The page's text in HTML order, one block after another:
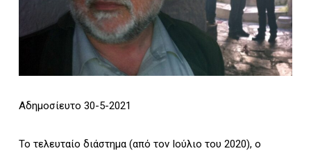
Αδημοσίευτο 30-5-2021
Το τελευταίο διάστημα (από τον Ιούλιο του 2020), ο